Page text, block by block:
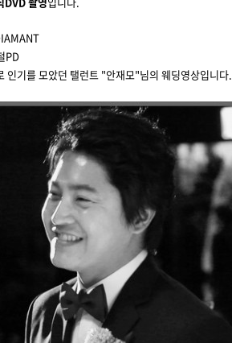
PD
인기를 모았던 탤런트 "안재모"님의 웨딩영상입니다.